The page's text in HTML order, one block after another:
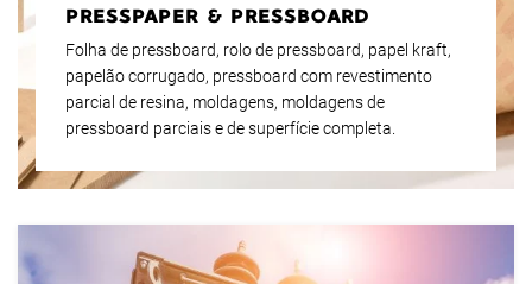
PRESSPAPER & PRESSBOARD
Folha de pressboard, rolo de pressboard, papel kraft,
papelão corrugado, pressboard com revestimento
parcial de resina, moldagens, moldagens de
pressboard parciais e de superfície completa.